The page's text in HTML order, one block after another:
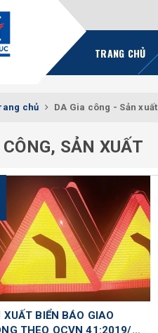
TRANG CHỦ
chủ DA Gia công - Sản xuất
CÔNG, SẢN XUẤT
XUẤT BIỂN BÁO GIAO
THEO QCVN 41:2019/